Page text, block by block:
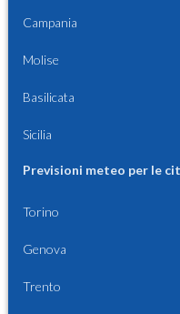
Campania
Molise
Basilicata
Sicilia
Previsioni meteo per le
Torino
Genova
Trento